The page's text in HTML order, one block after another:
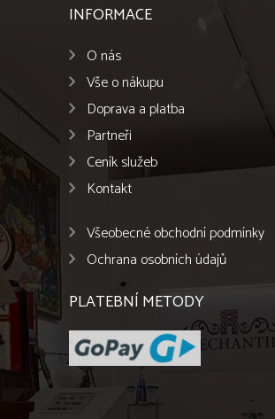
INFORMACE
O nás
Vše o nákupu
Doprava a platba
Partneři
Ceník služeb
Kontakt
Všeobecné obchodní podmínky
Ochrana osobních údajů
PLATEBNÍ METODY